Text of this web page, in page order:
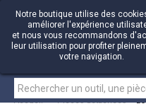
Notre boutique utilise des
améliorer l'expérience
et nous vous recommandons
leur utilisation pour profiter
votre navigation.
Accueil > Pièces détachées >